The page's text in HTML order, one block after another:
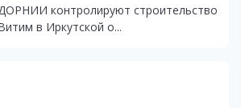
контролируют строительство
в Иркутской о...